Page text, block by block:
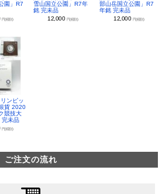
園」R7
円(税別)
雪山国立公園」R7年
銘 完未品
12,000 円(税別)
部山岳国立公園」R7
年銘 完未品
12,000 円(税別)
ンピッ
貨 2020
競技大
完未品
円(税別)
ご注文の流れ